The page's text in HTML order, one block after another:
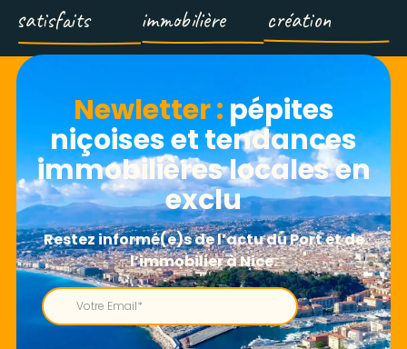
satisfaits
immobilière
création
Newletter​ : pépites
niçoises et tendances
immobilières locales en
exclu